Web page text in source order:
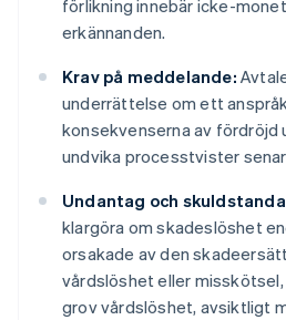
förlikning innebär icke-
erkännanden.
Krav på meddelande:
underrättelse om ett
konsekvenserna av
undvika processtvister
Undantag och
klargöra om skadeslöshet
orsakade av den
vårdslöshet eller
grov vårdslöshet, avsiktligt